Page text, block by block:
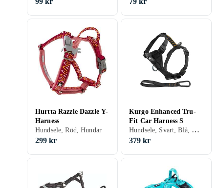
Hurtta Razzle Dazzle Y-
Harness
Hundsele, Röd, Hundar
299 kr
Kurgo Enhanced Tru-
Fit Car Harness S
Hundsele, Svart, Blå, Röd, Hundar
379 kr